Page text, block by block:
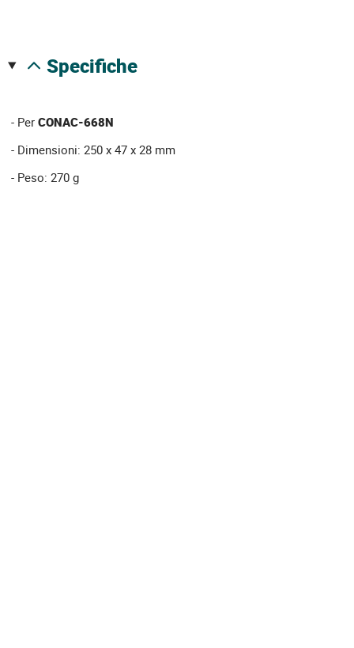
specifiche
- Per CONAC-668N
- Dimensioni: 250 x 47 x 28 mm
- Peso: 270 g